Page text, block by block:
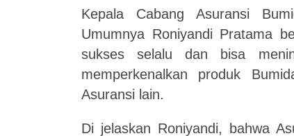
Kepala Cabang Asuransi
Umumnya Roniyandi Pratama
sukses selalu dan bisa
memperkenalkan produk
Asuransi lain.
Di jelaskan Roniyandi, bahwa